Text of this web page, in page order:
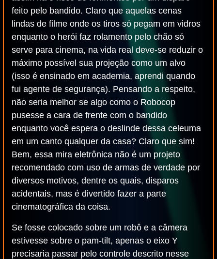
feito pelo bandido. Claro que aquelas cenas
lindas de filme onde os tiros só pegam em vidros
enquanto o herói faz rolamento pelo chão só
serve para cinema, na vida real deve-se reduzir o
máximo possível sua projeção como um alvo
(isso é ensinado em academia, aprendi quando
fui agente de segurança). Pensando a respeito,
não seria melhor se algo como o Robocop
pusesse a cara de frente com o bandido
enquanto você espera o deslinde dessa celeuma
em um canto qualquer da casa? Claro que sim!
Bem, essa mira eletrônica não é um projeto
recomendado com uso de armas de verdade por
diversos motivos, dentre os quais, disparos
acidentais, mas é divertido fazer a parte
cinematográfica da coisa.
Se fosse colocado sobre um robô e a câmera
estivesse sobre o pam-tilt, apenas o eixo Y
precisaria passar pelo controle descrito nesse